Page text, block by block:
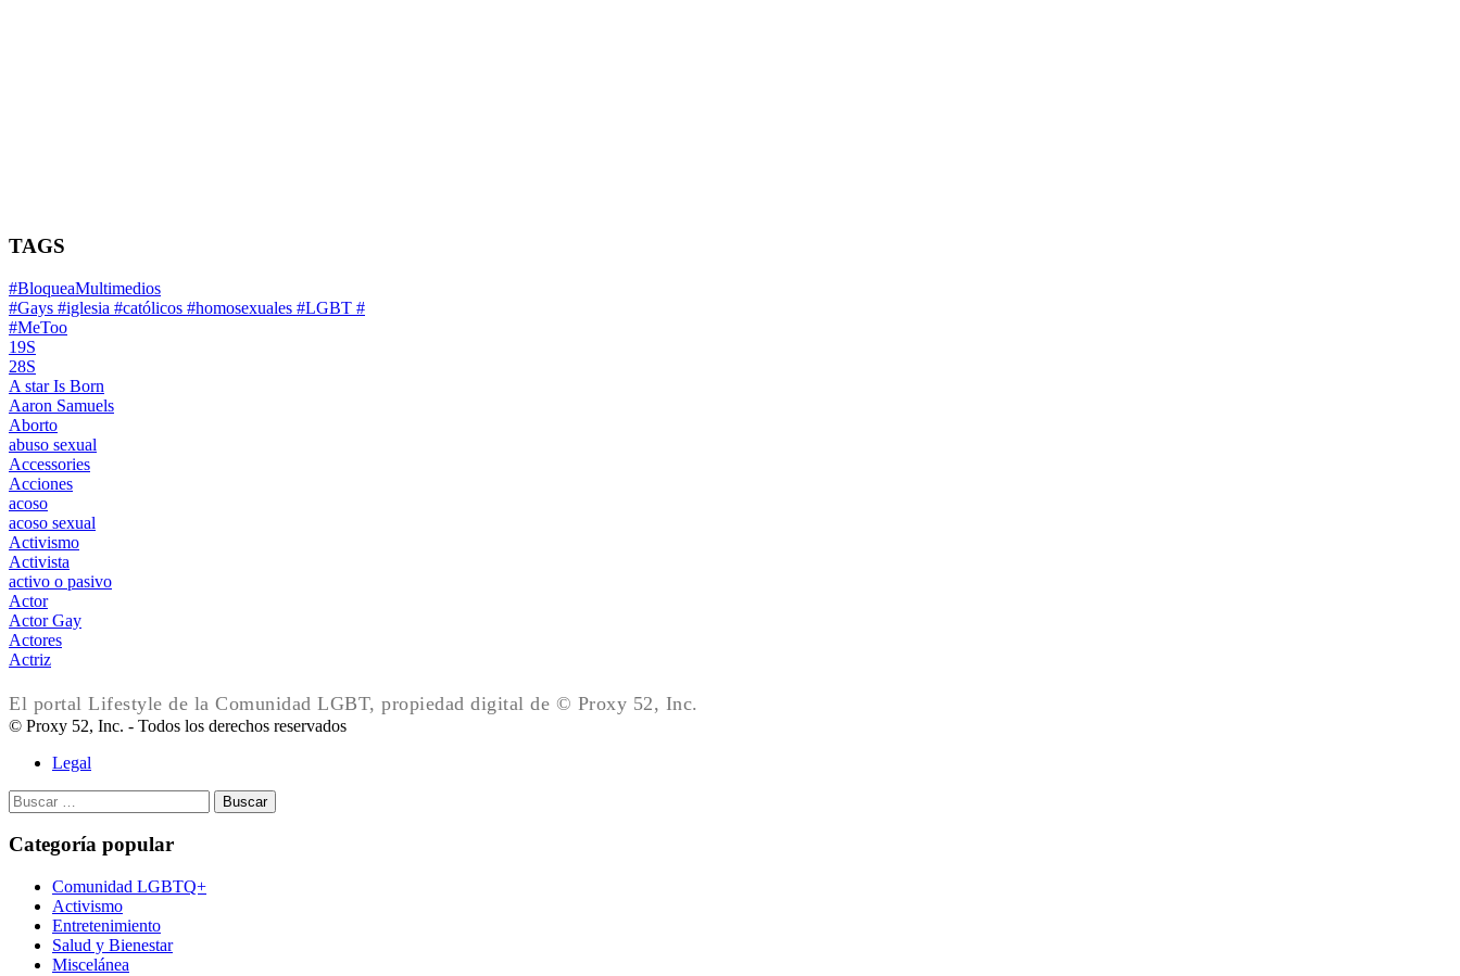
TAGS
#BloqueaMultimedios
#Gays #iglesia #católicos #homosexuales #LGBT #
#MeToo
19S
28S
A star Is Born
Aaron Samuels
Aborto
abuso sexual
Accessories
Acciones
acoso
acoso sexual
Activismo
Activista
activo o pasivo
Actor
Actor Gay
Actores
Actriz
El portal Lifestyle de la Comunidad LGBT, propiedad digital de © Proxy 52, Inc.
© Proxy 52, Inc. - Todos los derechos reservados
Legal
Buscar:
Categoría popular
Comunidad LGBTQ+
Activismo
Entretenimiento
Salud y Bienestar
Miscelánea